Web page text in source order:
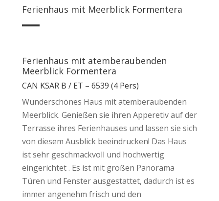
Ferienhaus mit Meerblick Formentera
Ferienhaus mit atemberaubenden
Meerblick Formentera
CAN KSAR B / ET – 6539 (4 Pers)
Wunderschönes Haus mit atemberaubenden
Meerblick. Genießen sie ihren Apperetiv auf der
Terrasse ihres Ferienhauses und lassen sie sich
von diesem Ausblick beeindrucken! Das Haus
ist sehr geschmackvoll und hochwertig
eingerichtet . Es ist mit großen Panorama
Türen und Fenster ausgestattet, dadurch ist es
immer angenehm frisch und den